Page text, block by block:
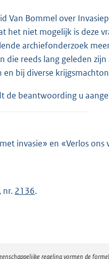
Van Bommel over
het niet mogelijk is deze
archiefonderzoek
reeds lang geleden
bij diverse
de beantwoording u
invasie» en «Verlos
nr. 2136.
regeling vormen de